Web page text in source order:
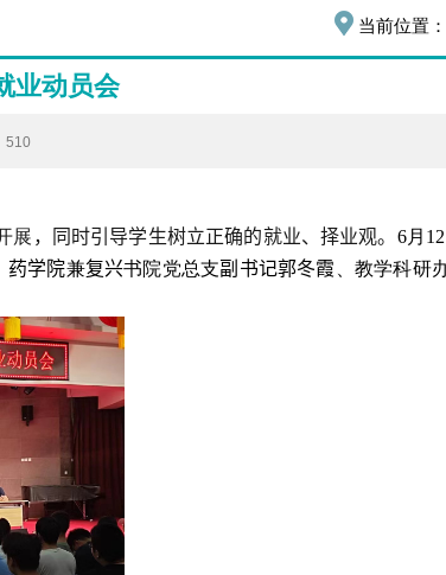
当前位置：
业动员会
510
展 ，同时引导学生树立正确的就业、择业观。 6月 12
药学院兼复兴书院党总支副书记郭冬霞 、教学科研